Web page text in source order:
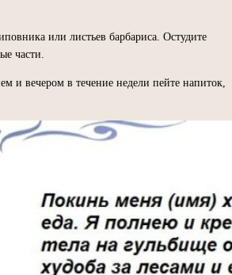
или листьев барбариса. Остудите
части.
и вечером в течение недели пейте напиток,